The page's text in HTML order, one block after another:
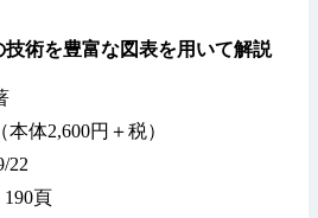
技術を豊富な図表を用いて解説
体2,600円＋税）
22
頁